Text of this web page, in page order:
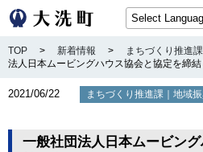
TOP > 新着情報 > まちづくり推進課
法人日本ムービングハウス協会と協定を締
2021/06/22 まちづくり推進課 ｜地域
一般社団法人日本ムービン